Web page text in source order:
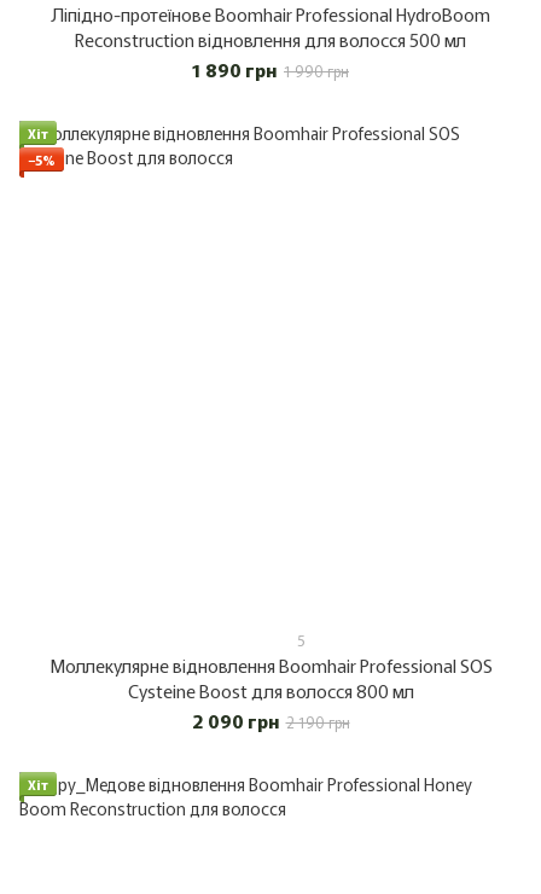
Ліпідно-протеїнове Boomhair Professional HydroBoom
Reconstruction відновлення для волосся 500 мл
1 890 грн 1 990 грн
Хіт
−5%
5
Моллекулярне відновлення Boomhair Professional SOS
Cysteine Boost для волосся 800 мл
2 090 грн 2 190 грн
Хіт